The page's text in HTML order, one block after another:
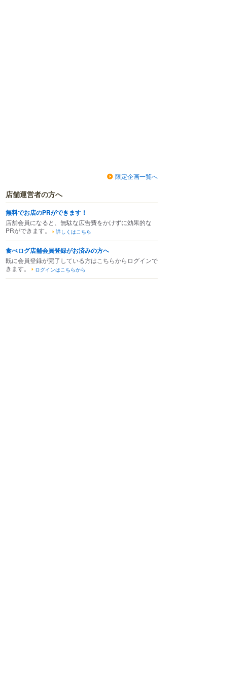
限定企画一覧へ
店舗運営者の方へ
無料でお店のPRができます！
店舗会員になると、無駄な広告費をかけずに効果的な
PRができます。
詳しくはこちら
食べログ店舗会員登録がお済みの方へ
既に会員登録が完了している方はこちらからログインで
きます。
ログインはこちらから